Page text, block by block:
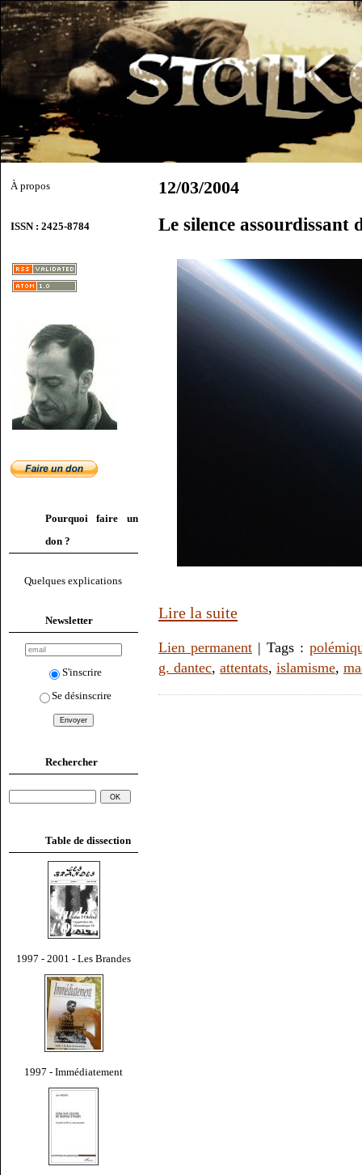
À propos
ISSN : 2425-8784
Pourquoi faire un
don ?
Quelques explications
Newsletter
S'inscrire
Se désinscrire
Rechercher
Table de dissection
1997 - 2001 - Les Brandes
1997 - Immédiatement
12/03/2004
Le silence assourdissant
Lire la suite
Lien permanent | Tags :
g. dantec, attentats, islamisme,